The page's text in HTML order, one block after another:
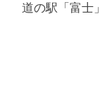
道の駅「富士」